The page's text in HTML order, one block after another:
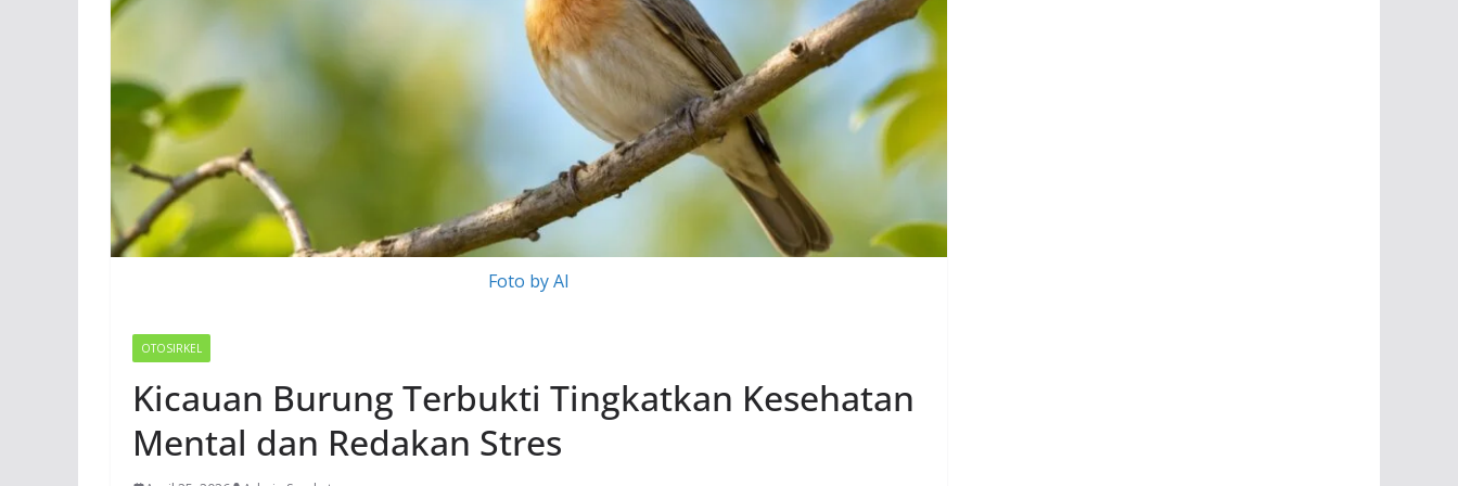
Foto by AI
OTOSIRKEL
Kicauan Burung Terbukti Tingkatkan Kesehatan
Mental dan Redakan Stres